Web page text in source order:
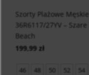
Szorty Plażowe Męskie
36R6117/27YV – Szare |
Beach
199,99 zł
46 48 50 52 54